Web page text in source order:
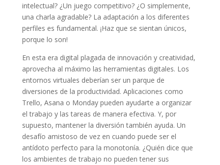
intelectual? ¿Un juego competitivo? ¿O simplemente,
una charla agradable? La adaptación a los diferentes
perfiles es fundamental. ¡Haz que se sientan únicos,
porque lo son!
En esta era digital plagada de innovación y creatividad,
aprovecha al máximo las herramientas digitales. Los
entornos virtuales deberían ser un parque de
diversiones de la productividad. Aplicaciones como
Trello, Asana o Monday pueden ayudarte a organizar
el trabajo y las tareas de manera efectiva. Y, por
supuesto, mantener la diversión también ayuda. Un
desafío amistoso de vez en cuando puede ser el
antídoto perfecto para la monotonía. ¿Quién dice que
los ambientes de trabajo no pueden tener sus